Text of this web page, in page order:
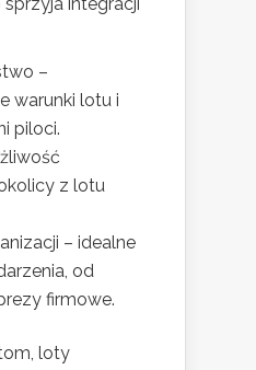
–
warunki lotu i
piloci.
z lotu
– idealne
od
firmowe.
loty